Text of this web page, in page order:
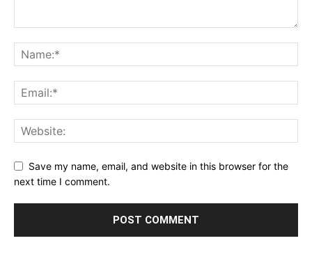
Save my name, email, and website in this browser for the
next time I comment.